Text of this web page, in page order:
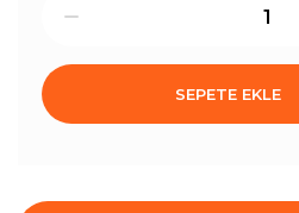
SEPETE EKLE